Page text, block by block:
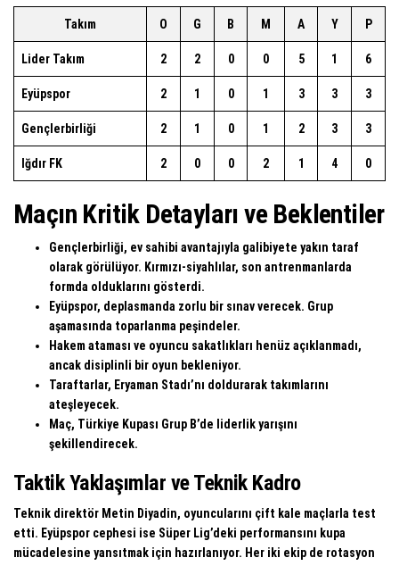
Takım O G B M A Y P
Lider Takım 2 2 0 0 5 1 6
Eyüpspor 2 1 0 1 3 3 3
Gençlerbirliği 2 1 0 1 2 3 3
Iğdır FK 2 0 0 2 1 4 0
Maçın Kritik Detayları ve Beklentiler
Gençlerbirliği, ev sahibi avantajıyla galibiyete yakın taraf
olarak görülüyor. Kırmızı-siyahlılar, son antrenmanlarda
formda olduklarını gösterdi.
Eyüpspor, deplasmanda zorlu bir sınav verecek. Grup
aşamasında toparlanma peşindeler.
Hakem ataması ve oyuncu sakatlıkları henüz açıklanmadı,
ancak disiplinli bir oyun bekleniyor.
Taraftarlar, Eryaman Stadı’nı doldurarak takımlarını
ateşleyecek.
Maç, Türkiye Kupası Grup B’de liderlik yarışını
şekillendirecek.
Taktik Yaklaşımlar ve Teknik Kadro
Teknik direktör Metin Diyadin, oyuncularını çift kale maçlarla test
etti. Eyüpspor cephesi ise Süper Lig’deki performansını kupa
mücadelesine yansıtmak için hazırlanıyor. Her iki ekip de rotasyon